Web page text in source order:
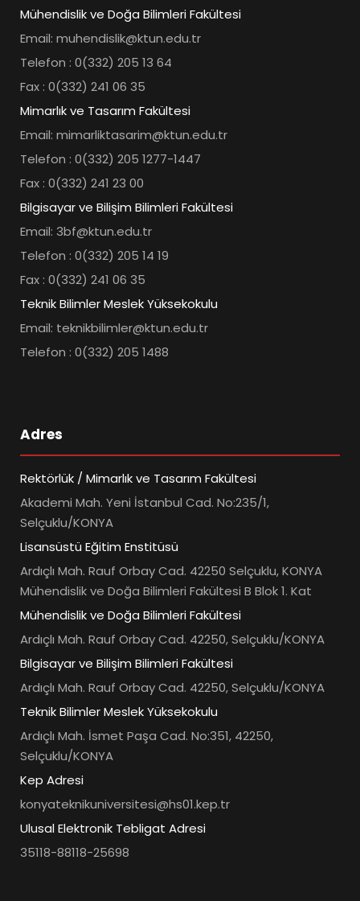
Mühendislik ve Doğa Bilimleri Fakültesi
Email: muhendislik@ktun.edu.tr
Telefon : 0(332) 205 13 64
Fax : 0(332) 241 06 35
Mimarlık ve Tasarım Fakültesi
Email: mimarliktasarim@ktun.edu.tr
Telefon : 0(332) 205 1277-1447
Fax : 0(332) 241 23 00
Bilgisayar ve Bilişim Bilimleri Fakültesi
Email: 3bf@ktun.edu.tr
Telefon : 0(332) 205 14 19
Fax : 0(332) 241 06 35
Teknik Bilimler Meslek Yüksekokulu
Email: teknikbilimler@ktun.edu.tr
Telefon : 0(332) 205 1488
Adres
Rektörlük / Mimarlık ve Tasarım Fakültesi
Akademi Mah. Yeni İstanbul Cad. No:235/1,
Selçuklu/KONYA
Lisansüstü Eğitim Enstitüsü
Ardıçlı Mah. Rauf Orbay Cad. 42250 Selçuklu, KONYA
Mühendislik ve Doğa Bilimleri Fakültesi B Blok 1. Kat
Mühendislik ve Doğa Bilimleri Fakültesi
Ardıçlı Mah. Rauf Orbay Cad. 42250, Selçuklu/KONYA
Bilgisayar ve Bilişim Bilimleri Fakültesi
Ardıçlı Mah. Rauf Orbay Cad. 42250, Selçuklu/KONYA
Teknik Bilimler Meslek Yüksekokulu
Ardıçlı Mah. İsmet Paşa Cad. No:351, 42250,
Selçuklu/KONYA
Kep Adresi
konyateknikuniversitesi@hs01.kep.tr
Ulusal Elektronik Tebligat Adresi
35118-88118-25698